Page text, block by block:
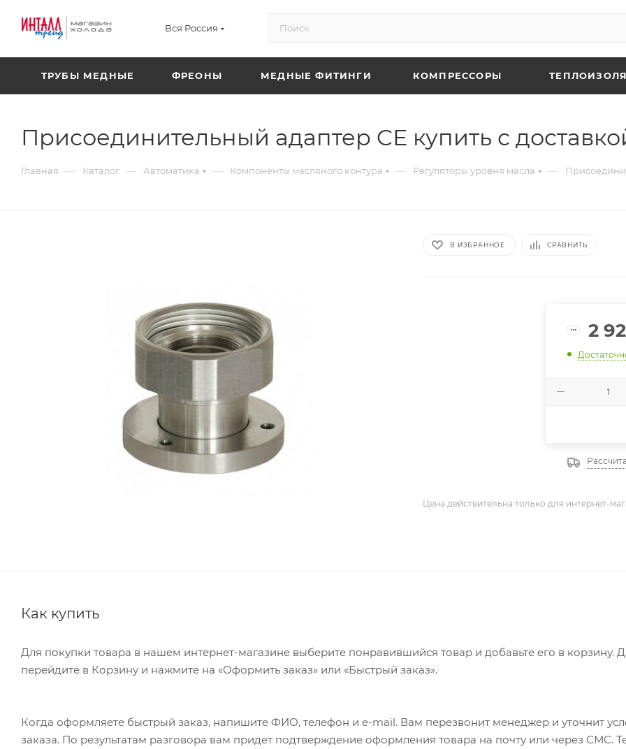
Вся Россия
ТРУБЫ МЕДНЫЕ ФРЕОНЫ МЕДНЫЕ ФИТИНГИ КОМПРЕССОРЫ
Присоединительный адаптер CЕ купить с
Главная — Каталог — Автоматика — Компоненты масляного контура — Регуляторы уровня масла —
В ИЗБРАННОЕ СРАВНИТЬ
2
Цена действительна только для интернет-
Как купить
Для покупки товара в нашем интернет-магазине выберите понравившийся товар и добавьте его в корзину.
перейдите в Корзину и нажмите на «Оформить заказ» или «Быстрый заказ».
Когда оформляете быстрый заказ, напишите ФИО, телефон и e-mail. Вам перезвонит менеджер и уточнит
заказа. По результатам разговора вам придет подтверждение оформления товара на почту или через СМС.